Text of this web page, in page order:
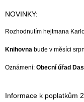
NOVINKY:
Rozhodnutím hejtmana
Knihovna bude v měsíci
Oznámení: Obecní úřad
Informace k poplatkům